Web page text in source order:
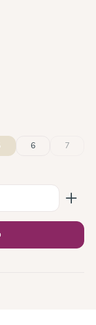
nicht verfügbar.)
ist zurzeit nicht verfügbar.)
6 7
Wert ein